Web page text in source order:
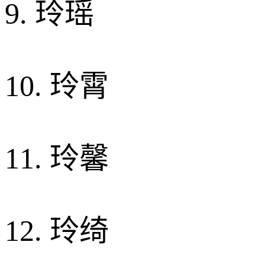
9. 玲瑶
10. 玲霄
11. 玲馨
12. 玲绮